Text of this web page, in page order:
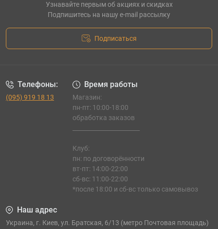
Узнавайте первым об акциях и скидках
Подпишитесь на нашу e-mail рассылку
Подписаться
Телефоны:
(095) 919 18 13
Время работы
Магазин:
пн-пт: 10:00-18:00
обработка заказов
Клуб:
пн: по договорённости
вт-пт: 14:00-22:00
сб-вс: 11:00-22:00
*после 18:00 и сб-вс только самовывоз
Наш адрес
Украина, г. Киев, ул. Братская, 6/13 (метро Почтовая площадь)